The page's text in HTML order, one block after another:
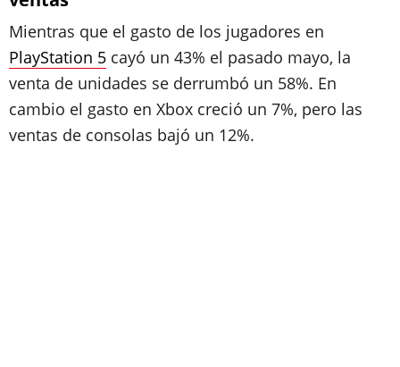
Mientras que el gasto de los jugadores en
PlayStation 5 cayó un 43% el pasado mayo, la
venta de unidades se derrumbó un 58%. En
cambio el gasto en Xbox creció un 7%, pero las
ventas de consolas bajó un 12%.